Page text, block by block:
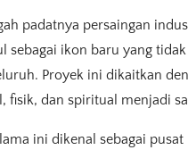
padatnya persaingan
sebagai ikon baru yang
Proyek ini dikaitkan
fisik, dan spiritual menjadi
ini dikenal sebagai